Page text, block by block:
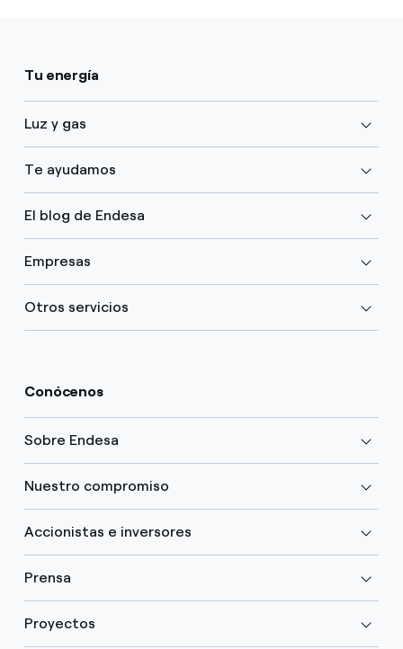
Tu energía
Luz y gas
Te ayudamos
El blog de Endesa
Empresas
Otros servicios
Conócenos
Sobre Endesa
Nuestro compromiso
Accionistas e inversores
Prensa
Proyectos